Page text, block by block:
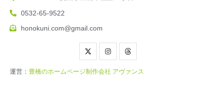
0532-65-9522
honokuni.com@gmail.com
運営： 豊橋のホームページ制作会社 アヴァンス